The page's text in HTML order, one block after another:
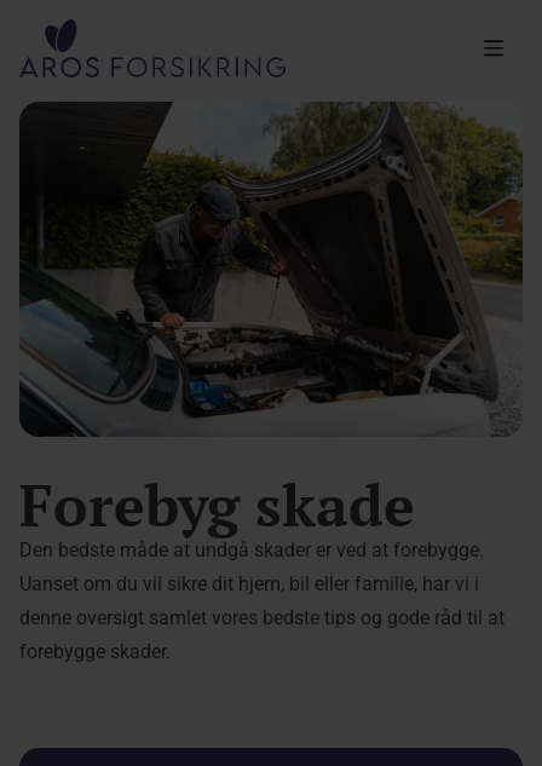
Aros Forsikring
Forebyg skade
Den bedste måde at undgå skader er ved at forebygge.
Uanset om du vil sikre dit hjem, bil eller familie, har vi i
denne oversigt samlet vores bedste tips og gode råd til at
forebygge skader.